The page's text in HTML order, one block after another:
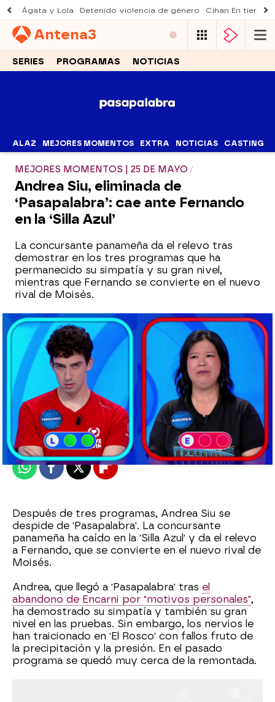
Ágata y Lola Detenido violencia de género Cihan En tierra
Antena3
SERIES PROGRAMAS NOTICIAS
ALAZ MEJORES MOMENTOS EXTRA NOTICIAS CASTING
MEJORES MOMENTOS | 25 DE MAYO
Andrea Siu, eliminada de
‘Pasapalabra’: cae ante Fernando
en la ‘Silla Azul’
La concursante panameña da el relevo tras
demostrar en los tres programas que ha
permanecido su simpatía y su gran nivel,
mientras que Fernando se convierte en el nuevo
rival de Moisés.
Alberto Mendo
Publicado:25 de mayo de 2023, 20:13
WhatsappFacebook
X Flipboard
Después de tres programas, Andrea Siu se
despide de 'Pasapalabra'. La concursante
panameña ha caído en la 'Silla Azul' y da el relevo
a Fernando, que se convierte en el nuevo rival de
Moisés.
Andrea, que llegó a 'Pasapalabra' tras el
abandono de Encarni por "motivos personales",
ha demostrado su simpatía y también su gran
nivel en las pruebas. Sin embargo, los nervios le
han traicionado en 'El Rosco' con fallos fruto de
la precipitación y la presión. En el pasado
programa se quedó muy cerca de la remontada.